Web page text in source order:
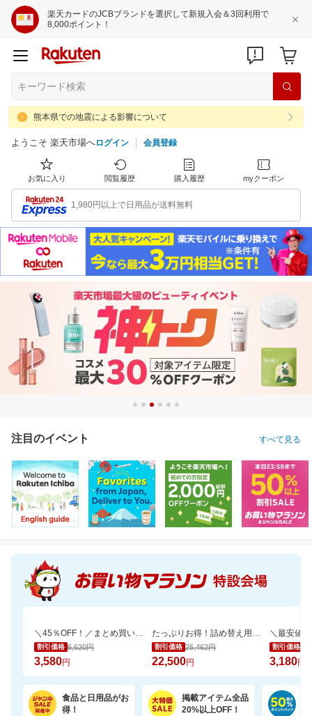
楽天カードのJCBブランドを選択して新規入会＆3回利用で
8,000ポイント！
熊本県での地震による影響について
ようこそ 楽天市場へログイン 会員登録
お気に入り 閲覧履歴 購入履歴 myクーポン
1,980円以上で日用品が送料無料
注目のイベント すべて見る
＼45％OFF！／まとめ買いに！ペーパータオル 5パック×6個セット
割引価格 6,620円
3,580円
たっぷりお得！詰め替え用ペレッティー10L 超大容量BOX ペット消臭スプレーおまけ付き
割引価格 25,462円
22,500円
割引価格
3,180円
食品と日用品がお
得！
掲載アイテム全品
20%以上OFF！